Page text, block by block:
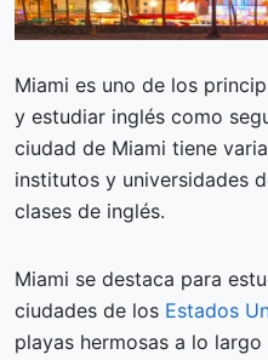
Miami es uno de los
y estudiar inglés como
ciudad de Miami tiene
institutos y universidades
clases de inglés.
Miami se destaca para
ciudades de los Estados
playas hermosas a lo